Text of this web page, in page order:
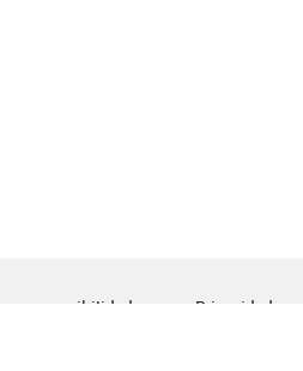
accesibilidad Privacidad